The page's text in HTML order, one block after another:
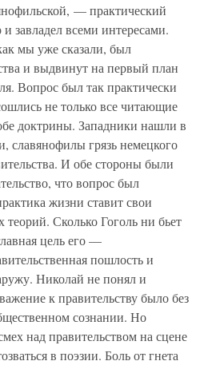
— практический
завладел всеми интересами.
мы уже сказали, был
и выдвинут на первый план
Вопрос был так практически
не только все читающие
доктрины. Западники нашли в
славянофилы грязь немецкого
И обе стороны были
что вопрос был
жизни ставит свои
теорий. Сколько Гоголь ни бьет
цель его —
пошлость и
Николай не понял и
к правительству было без
сознании. Но
над правительством на сцене
в поэзии. Боль от гнета